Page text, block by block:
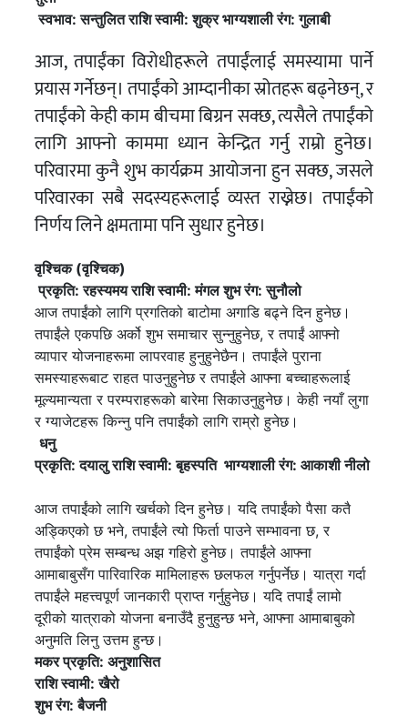
स्वभाव: सन्तुलितराशि स्वामी: शुक्रभाग्यशाली रंग: गुलाबी
आज, तपाईंका विरोधीहरूले तपाईंलाई समस्यामा पार्ने
प्रयास गर्नेछन्। तपाईंको आम्दानीका स्रोतहरू बढ्नेछन्, र
तपाईंको केही काम बीचमा बिग्रन सक्छ, त्यसैले तपाईंको
लागि आफ्नो काममा ध्यान केन्द्रित गर्नु राम्रो हुनेछ।
परिवारमा कुनै शुभ कार्यक्रम आयोजना हुन सक्छ, जसले
परिवारका सबै सदस्यहरूलाई व्यस्त राख्नेछ। तपाईंको
निर्णय लिने क्षमतामा पनि सुधार हुनेछ।
वृश्चिक (वृश्चिक)
प्रकृति: रहस्यमयराशि स्वामी: मंगलशुभ रंग: सुनौलो
आज तपाईंको लागि प्रगतिको बाटोमा अगाडि बढ्ने दिन हुनेछ।
तपाईंले एकपछि अर्को शुभ समाचार सुन्नुहुनेछ, र तपाईं आफ्नो
व्यापार योजनाहरूमा लापरवाह हुनुहुनेछैन। तपाईंले पुराना
समस्याहरूबाट राहत पाउनुहुनेछ र तपाईंले आफ्ना बच्चाहरूलाई
मूल्यमान्यता र परम्पराहरूको बारेमा सिकाउनुहुनेछ। केही नयाँ लुगा
र ग्याजेटहरू किन्नु पनि तपाईंको लागि राम्रो हुनेछ।
धनु
प्रकृति: दयालु राशि स्वामी: बृहस्पति भाग्यशाली रंग: आकाशी नीलो
आज तपाईंको लागि खर्चको दिन हुनेछ। यदि तपाईंको पैसा कतै
अड्किएको छ भने, तपाईंले त्यो फिर्ता पाउने सम्भावना छ, र
तपाईंको प्रेम सम्बन्ध अझ गहिरो हुनेछ। तपाईंले आफ्ना
आमाबाबुसँग पारिवारिक मामिलाहरू छलफल गर्नुपर्नेछ। यात्रा गर्दा
तपाईंले महत्त्वपूर्ण जानकारी प्राप्त गर्नुहुनेछ। यदि तपाईं लामो
दूरीको यात्राको योजना बनाउँदै हुनुहुन्छ भने, आफ्ना आमाबाबुको
अनुमति लिनु उत्तम हुन्छ।
मकरप्रकृति: अनुशासित
राशि स्वामी: खैरो
शुभ रंग: बैजनी